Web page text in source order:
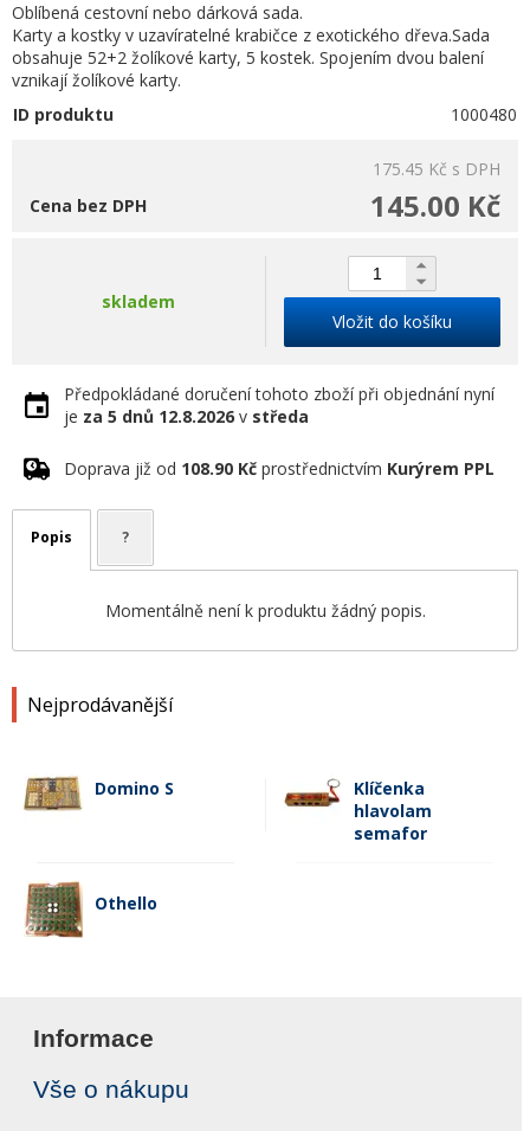
Nejprodávanější
Domino S
Klíčenka
hlavolam
semafor
Othello
Oblíbená cestovní nebo dárková sada.
Karty a kostky v uzavíratelné krabičce z exotického dřeva.Sada
obsahuje 52+2 žolíkové karty, 5 kostek. Spojením dvou balení
vznikají žolíkové karty.
ID produktu
1000480
175.45 Kč s DPH
145.00 Kč
Cena bez DPH
skladem
Vložit do košíku
Předpokládané doručení tohoto zboží při objednání nyní
je za 5 dnů 12.8.2026 v středa
Doprava již od 108.90 Kč prostřednictvím Kurýrem PPL
Popis ?
Momentálně není k produktu žádný popis.
Informace
Vše o nákupu